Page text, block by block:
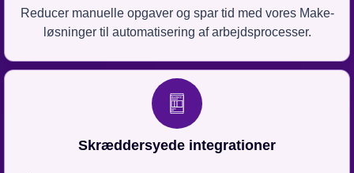
Reducer manuelle opgaver og spar tid med vores Make-
løsninger til automatisering af arbejdsprocesser.
Skræddersyede integrationer